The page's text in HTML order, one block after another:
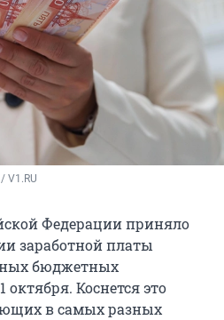
V1.RU
Федерации приняло
заработной платы
бюджетных
1 октября. Коснется это
в самых разных